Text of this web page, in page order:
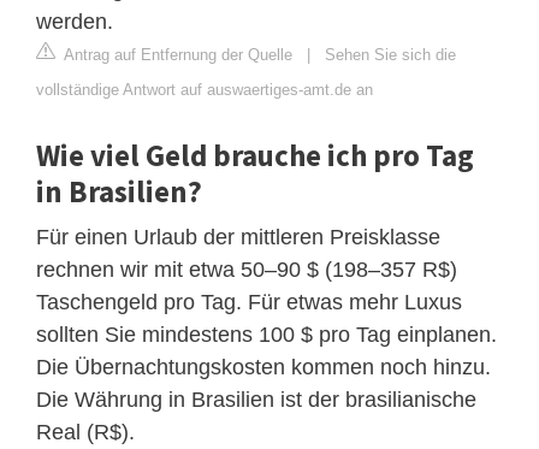
werden.
Antrag auf Entfernung der Quelle
Sehen Sie sich die
vollständige Antwort auf auswaertiges-amt.de an
Wie viel Geld brauche ich pro Tag
in Brasilien?
Für einen Urlaub der mittleren Preisklasse
rechnen wir mit etwa 50–90 $ (198–357 R$)
Taschengeld pro Tag. Für etwas mehr Luxus
sollten Sie mindestens 100 $ pro Tag einplanen.
Die Übernachtungskosten kommen noch hinzu.
Die Währung in Brasilien ist der brasilianische
Real (R$).